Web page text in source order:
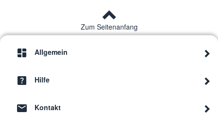
Zum Seitenanfang
Allgemein
Hilfe
Kontakt